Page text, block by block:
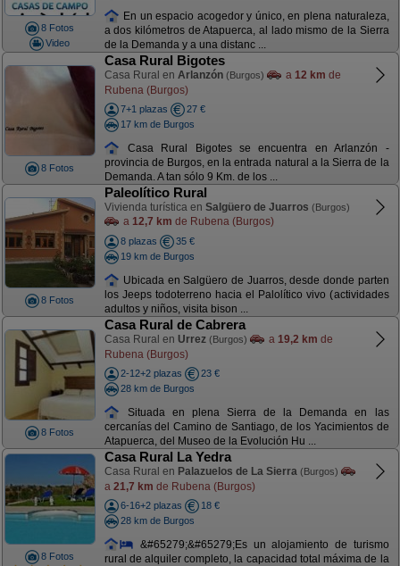
8 Fotos
Video
En un espacio acogedor y único, en plena naturaleza,
a dos kilómetros de Atapuerca, al lado mismo de la Sierra
de la Demanda y a una distanc ...
8 Fotos
Casa Rural Bigotes
Casa Rural en Arlanzón (Burgos) a 12 km de
Rubena (Burgos)
7+1 plazas
27 €
17 km de Burgos
Casa Rural Bigotes se encuentra en Arlanzón -
provincia de Burgos, en la entrada natural a la Sierra de la
Demanda. A tan sólo 9 Km. de los ...
8 Fotos
Paleolítico Rural
Vivienda turística en Salgüero de Juarros (Burgos)
a 12,7 km de Rubena (Burgos)
8 plazas
35 €
19 km de Burgos
Ubicada en Salgüero de Juarros, desde donde parten
los Jeeps todoterreno hacia el Palolítico vivo (actividades
adultos y niños, visita bison ...
8 Fotos
Casa Rural de Cabrera
Casa Rural en Urrez (Burgos) a 19,2 km de
Rubena (Burgos)
2-12+2 plazas
23 €
28 km de Burgos
Situada en plena Sierra de la Demanda en las
cercanías del Camino de Santiago, de los Yacimientos de
Atapuerca, del Museo de la Evolución Hu ...
8 Fotos
Casa Rural La Yedra
Casa Rural en Palazuelos de La Sierra (Burgos)
a 21,7 km de Rubena (Burgos)
6-16+2 plazas
18 €
28 km de Burgos
&#65279;&#65279;Es un alojamiento de turismo
rural de alquiler completo, la capacidad total máxima de la